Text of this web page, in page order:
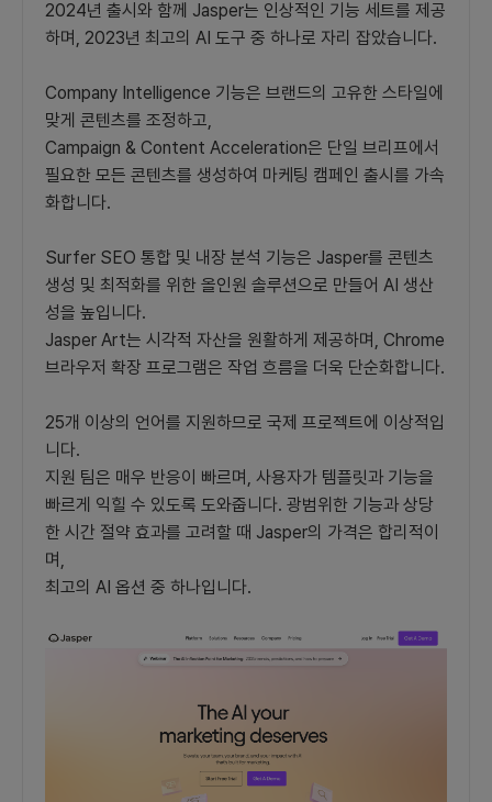
2024년 출시와 함께 Jasper는 인상적인 기능 세트를 제공
하며, 2023년 최고의 AI 도구 중 하나로 자리 잡았습니다.
Company Intelligence 기능은 브랜드의 고유한 스타일에
맞게 콘텐츠를 조정하고,
Campaign & Content Acceleration은 단일 브리프에서
필요한 모든 콘텐츠를 생성하여 마케팅 캠페인 출시를 가속
화합니다.
Surfer SEO 통합 및 내장 분석 기능은 Jasper를 콘텐츠
생성 및 최적화를 위한 올인원 솔루션으로 만들어 AI 생산
성을 높입니다.
Jasper Art는 시각적 자산을 원활하게 제공하며, Chrome
브라우저 확장 프로그램은 작업 흐름을 더욱 단순화합니다.
25개 이상의 언어를 지원하므로 국제 프로젝트에 이상적입
니다.
지원 팀은 매우 반응이 빠르며, 사용자가 템플릿과 기능을
빠르게 익힐 수 있도록 도와줍니다. 광범위한 기능과 상당
한 시간 절약 효과를 고려할 때 Jasper의 가격은 합리적이
며,
최고의 AI 옵션 중 하나입니다.